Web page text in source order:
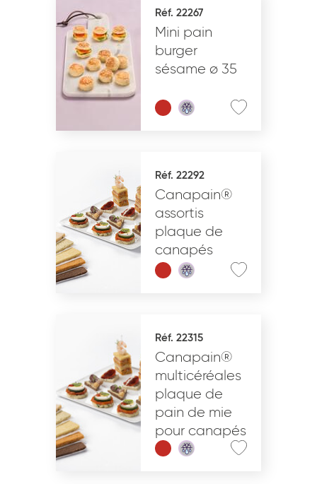
Réf. 22267
Mini pain
burger
sésame ø 35
Réf. 22292
Canapain®
assortis
plaque de
canapés
Réf. 22315
Canapain®
multicéréales
plaque de
pain de mie
pour canapés